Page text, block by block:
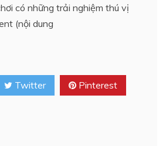
có những trải nghiệm thú vị
(nội dung
Twitter Pinterest